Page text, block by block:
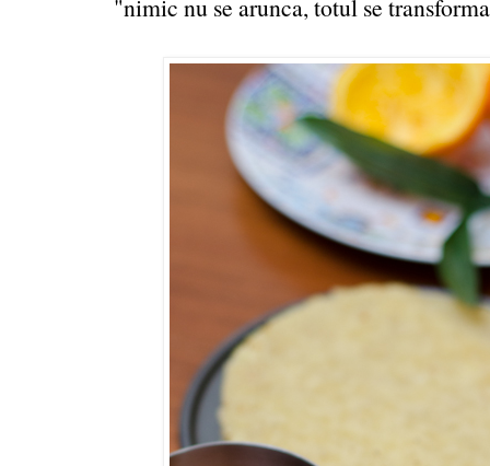
"nimic nu se arunca, totul se